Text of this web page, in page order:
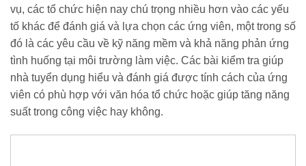
vụ, các tổ chức hiện nay chú trọng nhiều hơn vào các yếu
tố khác để đánh giá và lựa chọn các ứng viên, một trong số
đó là các yêu cầu về kỹ năng mềm và khả năng phản ứng
tình huống tại môi trường làm việc. Các bài kiểm tra giúp
nhà tuyển dụng hiểu và đánh giá được tính cách của ứng
viên có phù hợp với văn hóa tổ chức hoặc giúp tăng năng
suất trong công việc hay không.